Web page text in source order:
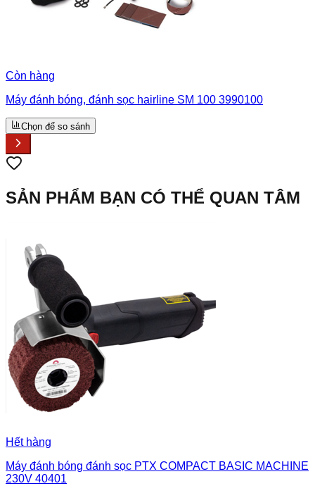
Còn hàng
Máy đánh bóng, đánh sọc hairline SM 100 3990100
Chọn để so sánh
SẢN PHẨM BẠN CÓ THỂ QUAN TÂM
Hết hàng
Máy đánh bóng đánh sọc PTX COMPACT BASIC MACHINE
230V 40401